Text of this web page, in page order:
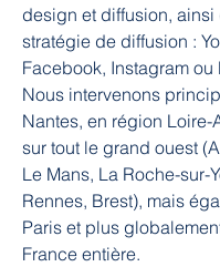
design et diffusion, ainsi
stratégie de diffusion :
Facebook, Instagram ou
Nous intervenons
Nantes, en région Loire-
sur tout le grand ouest
Le Mans, La Roche-sur-
Rennes, Brest), mais
Paris et plus
France entière.